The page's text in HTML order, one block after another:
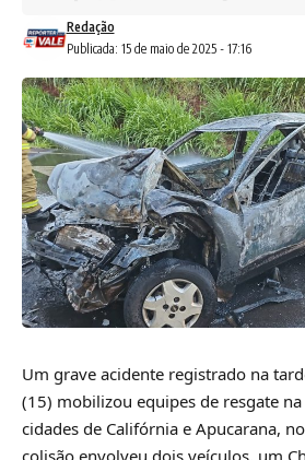
Publicada: 15 de maio de 2025 - 17:16
Redação
Um grave acidente registrado na
(15) mobilizou equipes de resgate
cidades de Califórnia e Apucarana,